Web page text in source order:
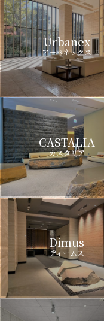
Urbanex
アーバネックス
CASTALIA
カスタリア
Dimus
ディームス